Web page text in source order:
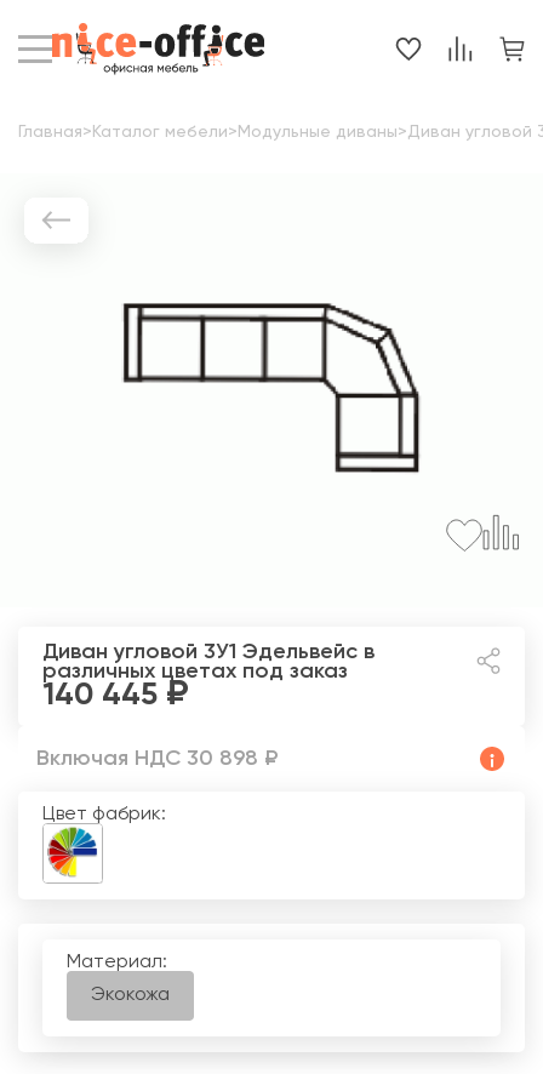
Главная> Каталог мебели> Модульные диваны>Диван угловой
Диван угловой 3У1 Эдельвейс в
различных цветах под заказ
140 445
Включая НДС 30 898 ₽
Цвет фабрик:
Материал:
Экокожа